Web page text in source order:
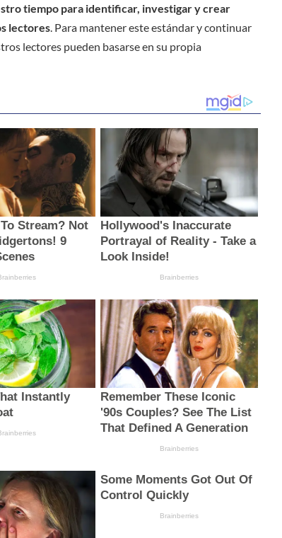
tiempo para identificar, investigar y crear
lectores. Para mantener este estándar y continuar
lectores pueden basarse en su propia